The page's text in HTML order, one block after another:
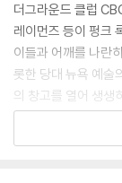
우리 탁자 왼편에는
들고 있었다. 오른쪽
멤버들이 컨트리 조
처 마지막 탁자엔 지
채로 고개를 숙이고
스를 얹은 새우 요
지션들 천지였다.
더그라운드 클럽
레이먼즈 등이 펑크
이들과 어깨를 나란
롯한 당대 뉴욕 예술
의 창고를 열어 생생
는 소위 잘나가는 연
앤디 워홀의 뮤즈들